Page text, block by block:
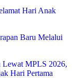
Hari Anak
Baru Melalui
Lewat MPLS 2026,
Hari Pertama